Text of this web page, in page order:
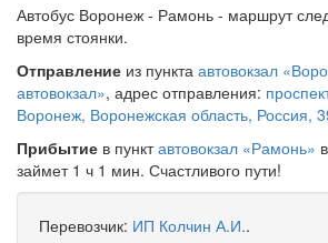
Автобус Воронеж - Рамонь - маршрут
время стоянки.
Отправление из пункта автовокзал
автовокзал», адрес отправления:
Воронеж, Воронежская область, Россия,
Прибытие в пунктавтовокзал «Рамонь» в
займет 1 ч 1 мин. Счастливого пути!
Перевозчик: ИП Колчин А.И..